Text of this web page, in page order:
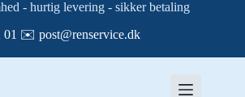
- hurtig levering - sikker betaling
01 ✉️ post@renservice.dk